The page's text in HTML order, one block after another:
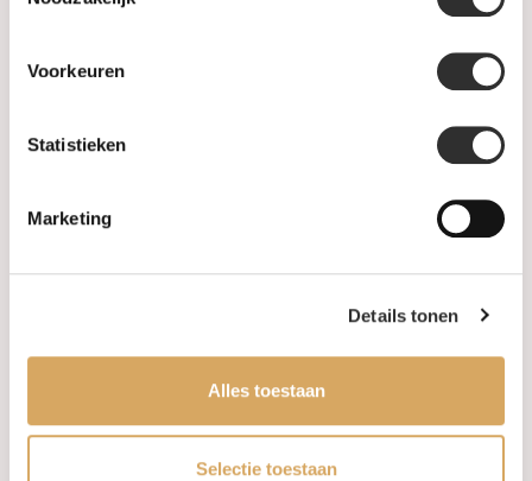
Voorkeuren
Statistieken
Marketing
Details tonen
Alles toestaan
Selectie toestaan
Leveringsvoorwaarden